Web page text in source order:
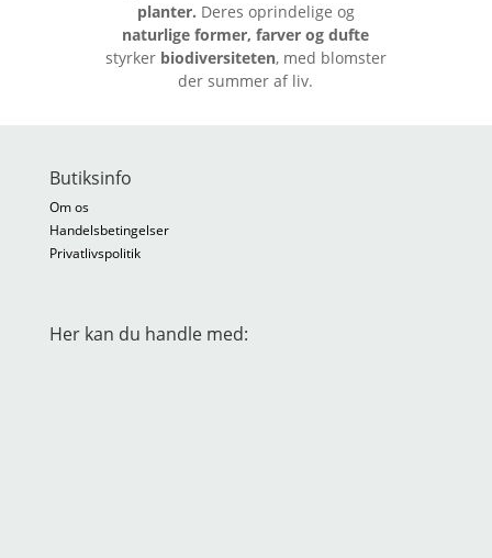
planter. Deres oprindelige og
naturlige former, farver og dufte
styrker biodiversiteten, med blomster
der summer af liv.
Butiksinfo
Om os
Handelsbetingelser
Privatlivspolitik
Her kan du handle med: